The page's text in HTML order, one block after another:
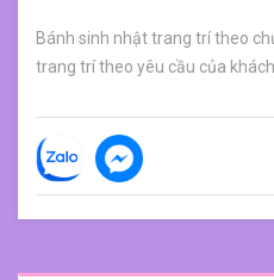
Bánh sinh nhật trang trí theo
trang trí theo yêu cầu của khách